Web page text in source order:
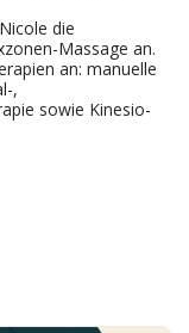
die
Massage an.
an: manuelle
,
sowie Kinesio-